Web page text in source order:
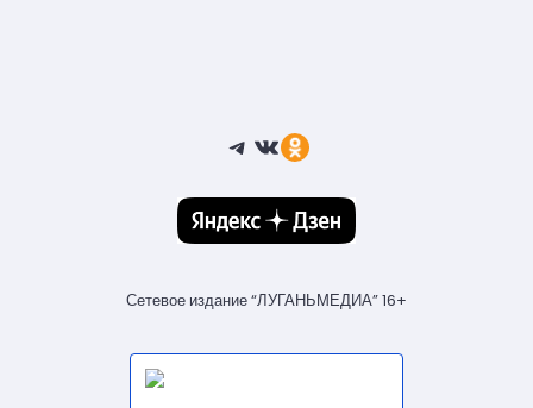
Telegram
ВКонтакте
Ссылка
Сетевое издание “ЛУГАНЬМЕДИА” 16+